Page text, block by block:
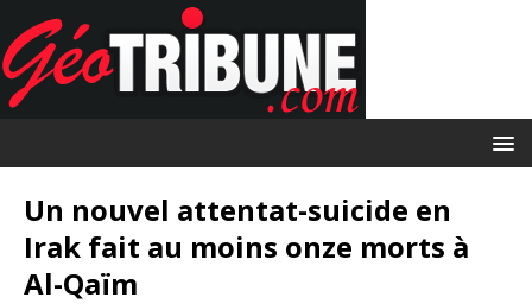
Un nouvel attentat-suicide en
Irak fait au moins onze morts à
Al-Qaïm